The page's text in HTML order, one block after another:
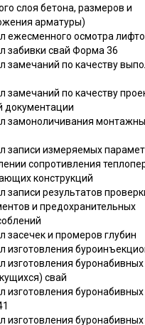
слоя бетона, размеров и
арматуры)
ежесменного осмотра
забивки свай Форма 36
замечаний по качеству
замечаний по качеству
документации
замоноличивания
записи измеряемых
сопротивления
конструкций
записи результатов
и предохранительных
засечек и промеров глубин
изготовления
изготовления буронабивных
свай
изготовления буронабивных
изготовления буронабивных